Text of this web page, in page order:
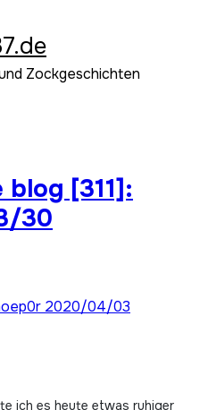
Zockgeschichten
[311]:
30
2020/04/03